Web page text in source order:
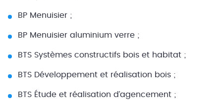
BP Menuisier ;
BP Menuisier aluminium verre ;
BTS Systèmes constructifs bois et habitat ;
BTS Développement et réalisation bois ;
BTS Étude et réalisation d’agencement ;